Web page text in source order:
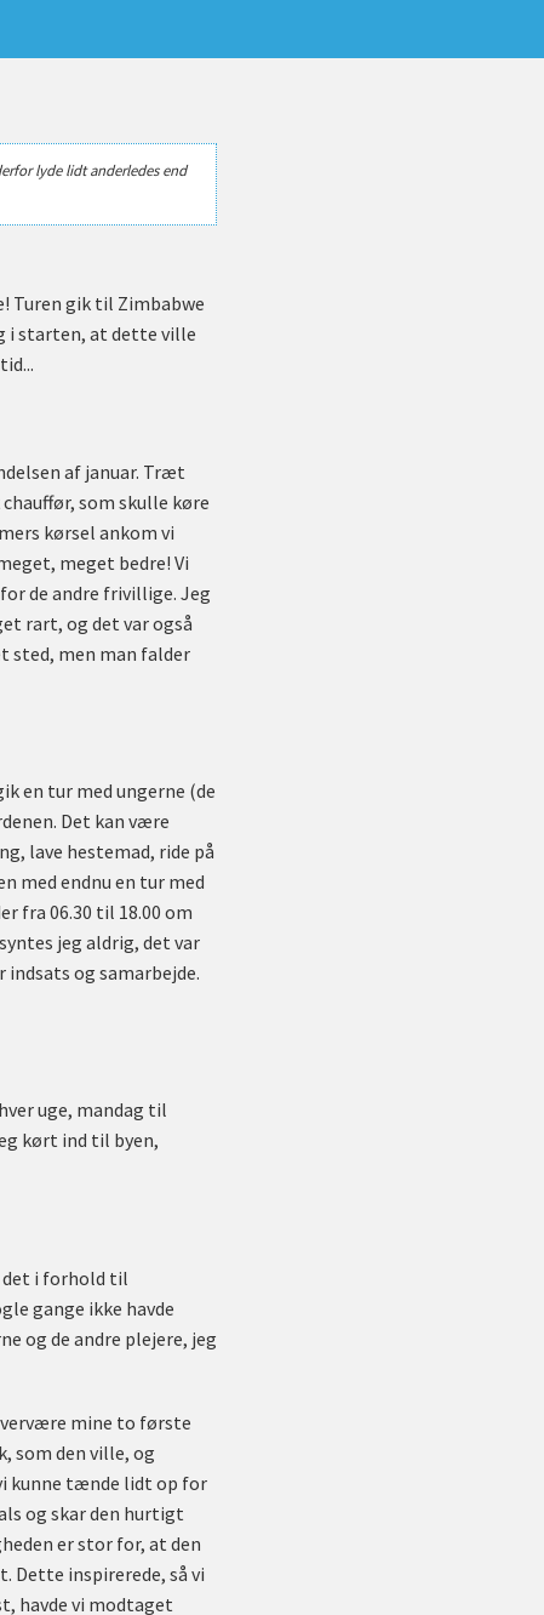
lyde lidt anderledes end
Turen gik til Zimbabwe
i starten, at dette ville
af januar. Træt
som skulle køre
kørsel ankom vi
meget bedre! Vi
de andre frivillige. Jeg
rart, og det var også
sted, men man falder
en tur med ungerne (de
Det kan være
lave hestemad, ride på
med endnu en tur med
fra 06.30 til 18.00 om
jeg aldrig, det var
og samarbejde.
uge, mandag til
kørt ind til byen,
det i forhold til
gange ikke havde
og de andre plejere, jeg
mine to første
som den ville, og
kunne tænde lidt op for
og skar den hurtigt
er stor for, at den
Dette inspirerede, så vi
havde vi modtaget